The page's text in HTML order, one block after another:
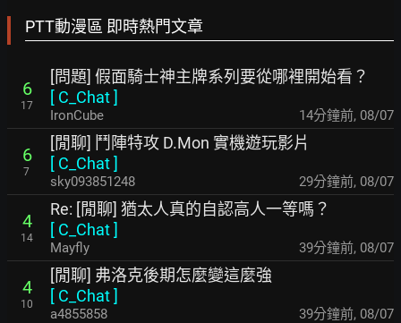
PTT動漫區 即時熱門文章
6
17
[問題] 假面騎士神主牌系列要從哪裡開始看？
[ C_Chat]
IronCube 14分鐘前, 08/07
6
7
[閒聊] 鬥陣特攻 D.Mon 實機遊玩影片
[ C_Chat]
sky093851248 29分鐘前, 08/07
4
14
Re: [閒聊] 猶太人真的自認高人一等嗎？
[ C_Chat]
Mayfly 39分鐘前, 08/07
4
10
[閒聊] 弗洛克後期怎麼變這麼強
[ C_Chat]
a4855858 39分鐘前, 08/07